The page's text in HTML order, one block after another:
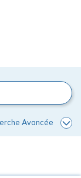
Avancée